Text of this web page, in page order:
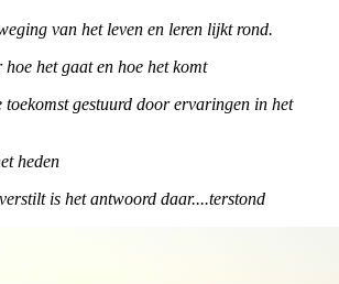
van het leven en leren lijkt rond.
het gaat en hoe het komt
toekomst gestuurd door ervaringen in het
heden
is het antwoord daar....terstond